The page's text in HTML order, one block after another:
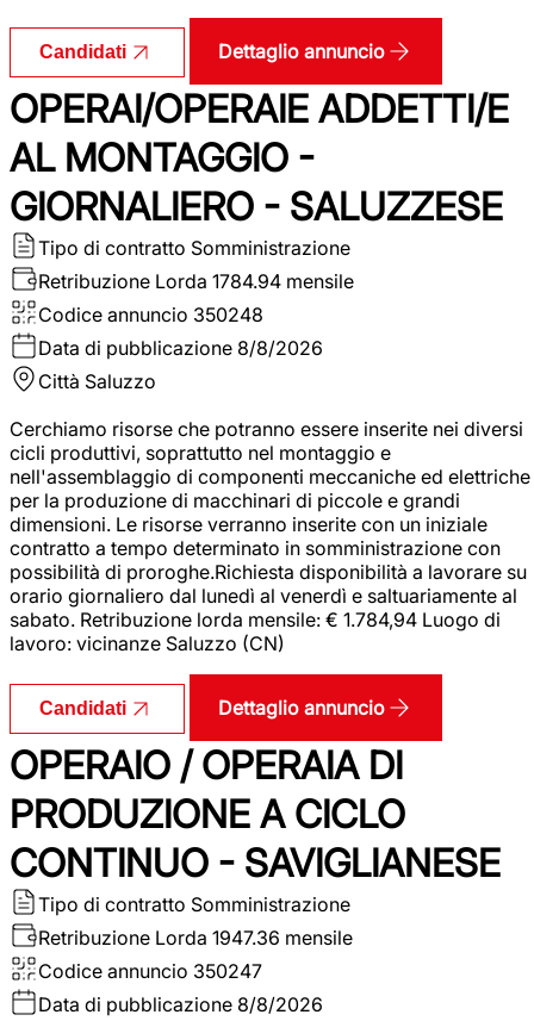
Candidati Dettaglio annuncio
OPERAI/OPERAIE ADDETTI/E
AL MONTAGGIO -
GIORNALIERO - SALUZZESE
Tipo di contratto Somministrazione
Retribuzione Lorda 1784.94 mensile
Codice annuncio 350248
Data di pubblicazione 8/8/2026
Città Saluzzo
Cerchiamo risorse che potranno essere inserite nei diversi
cicli produttivi, soprattutto nel montaggio e
nell'assemblaggio di componenti meccaniche ed elettriche
per la produzione di macchinari di piccole e grandi
dimensioni. Le risorse verranno inserite con un iniziale
contratto a tempo determinato in somministrazione con
possibilità di proroghe.Richiesta disponibilità a lavorare su
orario giornaliero dal lunedì al venerdì e saltuariamente al
sabato. Retribuzione lorda mensile: € 1.784,94 Luogo di
lavoro: vicinanze Saluzzo (CN)
Candidati Dettaglio annuncio
OPERAIO / OPERAIA DI
PRODUZIONE A CICLO
CONTINUO - SAVIGLIANESE
Tipo di contratto Somministrazione
Retribuzione Lorda 1947.36 mensile
Codice annuncio 350247
Data di pubblicazione 8/8/2026